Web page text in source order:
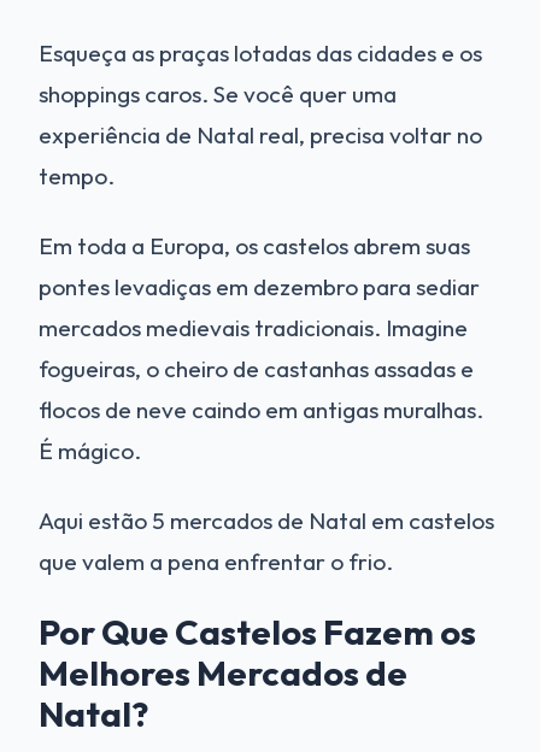
Esqueça as praças lotadas das cidades e os
shoppings caros. Se você quer uma
experiência de Natal real, precisa voltar no
tempo.
Em toda a Europa, os castelos abrem suas
pontes levadiças em dezembro para sediar
mercados medievais tradicionais. Imagine
fogueiras, o cheiro de castanhas assadas e
flocos de neve caindo em antigas muralhas.
É mágico.
Aqui estão 5 mercados de Natal em castelos
que valem a pena enfrentar o frio.
Por Que Castelos Fazem os
Melhores Mercados de
Natal?